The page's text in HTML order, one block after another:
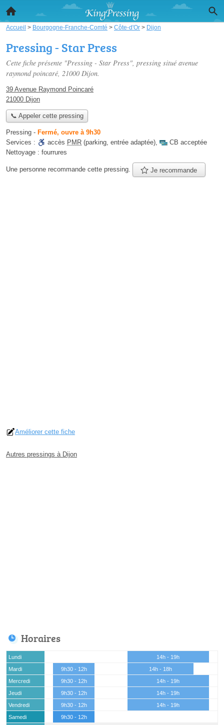
Accueil > Bourgogne-Franche-Comté > Côte-d'Or > Dijon
Pressing - Star Press
Cette fiche présente "Pressing - Star Press", pressing situé avenue
raymond poincaré, 21000 Dijon.
39 Avenue Raymond Poincaré
21000 Dijon
📞 Appeler cette pressing
Pressing - Fermé, ouvre à 9h30
Services :
accès PMR (parking, entrée adaptée),
CB acceptée
Nettoyage : fourrures
Une personne recommande cette pressing. Je recommande
Améliorer cette fiche
Autres pressings à Dijon
Horaires
Lundi
14h - 19h
Mardi
9h30 - 12h
14h - 18h
Mercredi
9h30 - 12h
14h - 19h
Jeudi
9h30 - 12h
14h - 19h
Vendredi
9h30 - 12h
14h - 19h
Samedi
9h30 - 12h